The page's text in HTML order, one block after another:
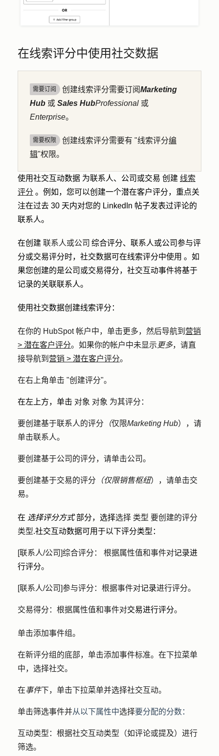
在线索评分中使用社交数据
需要订阅 创建线索评分需要订阅Marketing
Hub 或 Sales HubProfessional 或
Enterprise。
需要权限 创建线索评分需要有 "线索评分编
辑"权限。
使用社交互动数据 为联系人、公司或交易 创建 线索
评分 。例如，您可以创建一个潜在客户评分，重点关
注在过去 30 天内对您的 LinkedIn 帖子发表过评论的
联系人。
在创建 联系人或公司 综合评分、联系人或公司参与评
分或交易评分时，社交数据可在线索评分中使用 。 如
果您创建的是公司或交易得分，社交互动事件将基于
记录的关联联系人。
使用社交数据创建线索评分：
在你的 HubSpot 帐户中，单击更多，然后导航到 营销
> 潜在客户评分。如果你的帐户中未显示 更多，请直
接导航到 营销 > 潜在客户评分。
在右上角单击 "创建评分"。
在左上方，单击 对象 对象 为其评分：
要创建基于联系人的评分 （仅限Marketing Hub），请
单击联系人。
要创建基于公司的评分，请单击公司。
要创建基于交易的评分 （仅限销售枢纽），请单击交
易。
在 选择评分方式部分，选择选择 类型 要创建的评分
类型.社交互动数据可用于以下评分类型：
[联系人/公司]综合评分： 根据属性值和事件对记录进
行评分。
[联系人/公司]参与评分： 根据事件对记录进行评分。
交易得分： 根据属性值和事件对交易进行评分。
单击添加事件组。
在新评分组的底部，单击添加事件标准。在下拉菜单
中，选择社交。
在事件下，单击下拉菜单并选择社交互动。
单击筛选事件并从以下属性中选择要分配的分数：
互动类型： 根据社交互动类型（如评论或提及）进行
筛选。